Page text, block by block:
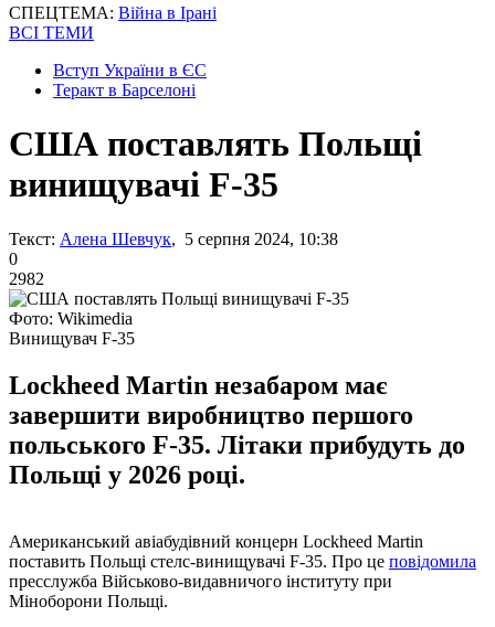
СПЕЦТЕМА: Війна в Ірані
ВСІ ТЕМИ
Вступ України в ЄС
Теракт в Барселоні
США поставлять Польщі
винищувачі F-35
Текст: Алена Шевчук, 5 серпня 2024, 10:38
0
2982
Фото: Wikimedia
Винищувач F-35
Lockheed Martin незабаром має
завершити виробництво першого
польського F-35. Літаки прибудуть до
Польщі у 2026 році.
Американський авіабудівний концерн Lockheed Martin
поставить Польщі стелс-винищувачі F-35. Про це повідомила
пресслужба Військово-видавничого інституту при
Міноборони Польщі.